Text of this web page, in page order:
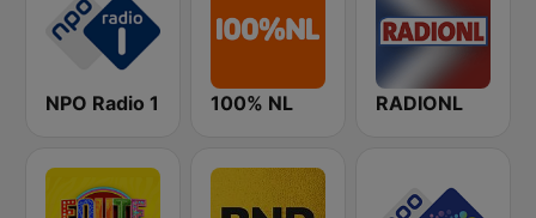
NPO Radio 1 100% NL RADIONL